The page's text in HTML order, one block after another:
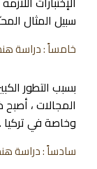
سبيل المثال
خامساً : دراسة
بسبب التطور
المجالات ،
وخاصة في تركيا .
سادساً : دراسة